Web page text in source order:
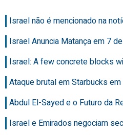
Israel não é mencionado na
Israel Anuncia Matança em 7
Israel: A few concrete blocks
Ataque brutal em Starbucks
Abdul El-Sayed e o Futuro da
Israel e Emirados negociam